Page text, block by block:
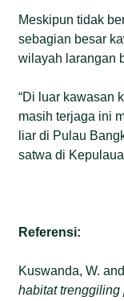
Meskipun tidak
sebagian besar
wilayah larangan
“Di luar kawasan
masih terjaga ini
liar di Pulau
satwa di
Referensi:
Kuswanda, W.
habitat trenggiling